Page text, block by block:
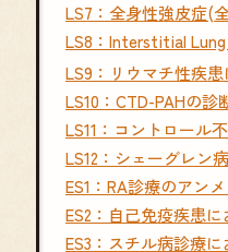
LS7：全身性強皮症(
LS8：Interstitial
LS9：リウマチ性疾
LS10：CTD-PAHの
LS11：コントロール
LS12：シェーグレン
ES1：RA診療のアン
ES2：自己免疫疾患
ES3：スチル病診療